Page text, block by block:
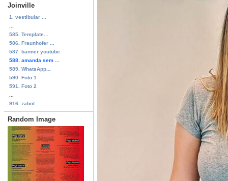
Joinville
1. vestibular ...
585. Template...
586. Fraunhofer ...
587. banner youtube
588. amanda sem ...
589. WhatsApp...
590. Foto 1
591. Foto 2
916. zabot
Random Image